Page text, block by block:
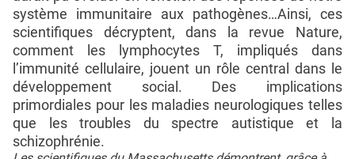
système immunitaire aux pathogènes…Ainsi, ces
scientifiques décryptent, dans la revue Nature,
comment les lymphocytes T, impliqués dans
l’immunité cellulaire, jouent un rôle central dans le
développement social. Des implications
primordiales pour les maladies neurologiques telles
que les troubles du spectre autistique et la
schizophrénie.